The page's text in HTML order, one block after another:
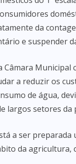
da
e suspender
Câmara
a reduzir os
de água,
largos setores da
a ser preparada
da agricultura,